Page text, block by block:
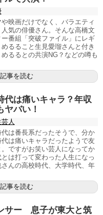
映画だけでなく、バラエティ
気の俳優さん。そんな高橋文
番組「突破ファイル」にレギ
るること生見愛瑠さんと付き
るるとの共演NG？などの噂も
記事を読む
代は痛いキャラ？年収
ヤバい！
人
は番長系だったそうで、分か
は痛いキャラだったようで友
ですがお笑い芸人になってか
は打って変わった人生になっ
んの高校時代、大学時代、年
記事を読む
サー 息子が東大と筑